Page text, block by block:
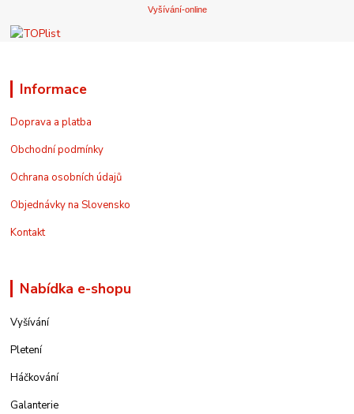
Vyšívání-online
Informace
Doprava a platba
Obchodní podmínky
Ochrana osobních údajů
Objednávky na Slovensko
Kontakt
Nabídka e-shopu
Vyšívání
Pletení
Háčkování
Galanterie